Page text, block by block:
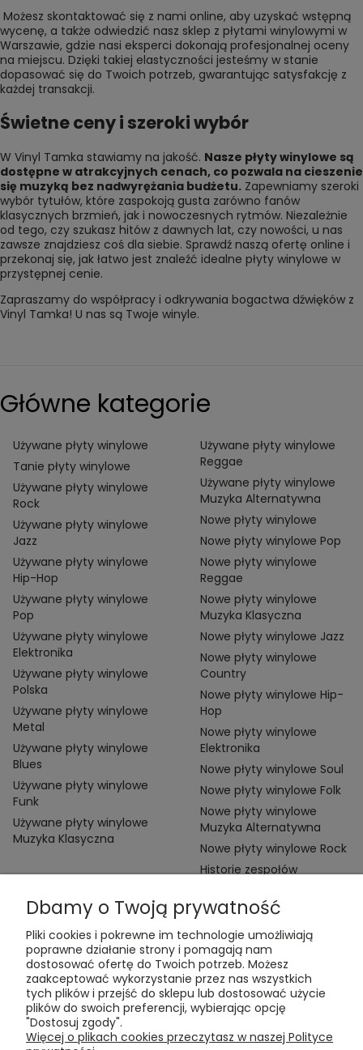
Możesz skontaktować się z nami online, aby uzyskać wstępną
wycenę, a także odwiedzić nasz sklep z płytami winylowymi w
Warszawie, gdzie nasi eksperci dokonają profesjonalnej oceny
na miejscu. Dzięki takiej elastyczności jesteśmy w stanie
dopasować się do Twoich potrzeb, gwarantując satysfakcję z
każdej transakcji.
Świetne ceny i szeroki wybór
W Vinyl Tamka stawiamy na jakość. Nasze płyty winylowe są
dostępne w atrakcyjnych cenach, co pozwala na cieszenie
się muzyką bez nadwyrężania budżetu. Zapewniamy szeroki
wybór tytułów, które zaspokoją gusta zarówno fanów
klasycznych brzmień, jak i nowoczesnych rytmów. Niezależnie
od tego, czy szukasz hitów z dawnych lat, czy nowości, u nas
zawsze znajdziesz coś dla siebie. Sprawdź naszą ofertę online i
przekonaj się, jak łatwo jest znaleźć idealne płyty winylowe w
przystępnej cenie.
Zapraszamy do współpracy i odkrywania bogactwa dźwięków z
Vinyl Tamka! U nas są Twoje winyle.
Główne kategorie
Używane płyty winylowe
Tanie płyty winylowe
Używane płyty winylowe
Rock
Używane płyty winylowe
Jazz
Używane płyty winylowe
Hip-Hop
Używane płyty winylowe
Pop
Używane płyty winylowe
Elektronika
Używane płyty winylowe
Polska
Używane płyty winylowe
Metal
Używane płyty winylowe
Blues
Używane płyty winylowe
Funk
Używane płyty winylowe
Muzyka Klasyczna
Używane płyty winylowe
Reggae
Używane płyty winylowe
Muzyka Alternatywna
Nowe płyty winylowe
Nowe płyty winylowe Pop
Nowe płyty winylowe
Reggae
Nowe płyty winylowe
Muzyka Klasyczna
Nowe płyty winylowe Jazz
Nowe płyty winylowe
Country
Nowe płyty winylowe Hip-
Hop
Nowe płyty winylowe
Elektronika
Nowe płyty winylowe Soul
Nowe płyty winylowe Folk
Nowe płyty winylowe
Muzyka Alternatywna
Nowe płyty winylowe Rock
Historie zespołów
Kontakt:
t:+48 609 155 327
e:vinyltamka@gmail.com
ul. Chmielna 20, 00-020 Warszawa
Dbamy o Twoją prywatność
Pliki cookies i pokrewne im technologie umożliwiają
poprawne działanie strony i pomagają nam
dostosować ofertę do Twoich potrzeb. Możesz
zaakceptować wykorzystanie przez nas wszystkich
tych plików i przejść do sklepu lub dostosować użycie
plików do swoich preferencji, wybierając opcję
"Dostosuj zgody".
Więcej o plikach cookies przeczytasz w naszej Polityce